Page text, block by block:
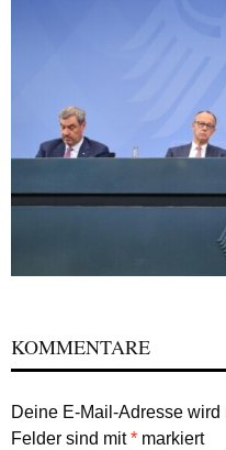
KOMMENTARE
Deine E-Mail-Adresse wird
Felder sind mit* markiert